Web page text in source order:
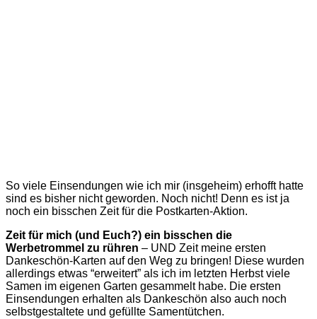
So viele Einsendungen wie ich mir (insgeheim) erhofft hatte
sind es bisher nicht geworden. Noch nicht! Denn es ist ja
noch ein bisschen Zeit für die Postkarten-Aktion.
Zeit für mich (und Euch?) ein bisschen die
Werbetrommel zu rühren – UND Zeit meine ersten
Dankeschön-Karten auf den Weg zu bringen! Diese wurden
allerdings etwas “erweitert” als ich im letzten Herbst viele
Samen im eigenen Garten gesammelt habe. Die ersten
Einsendungen erhalten als Dankeschön also auch noch
selbstgestaltete und gefüllte Samentütchen.